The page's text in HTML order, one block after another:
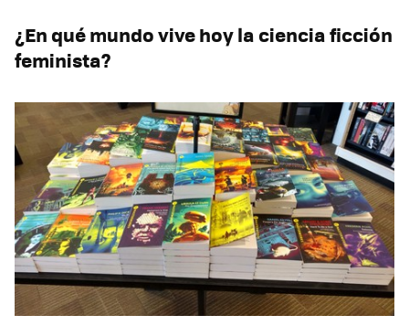
¿En qué mundo vive hoy la ciencia ficción
feminista?